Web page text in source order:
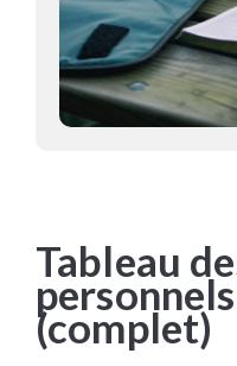
Tableau
(complet)